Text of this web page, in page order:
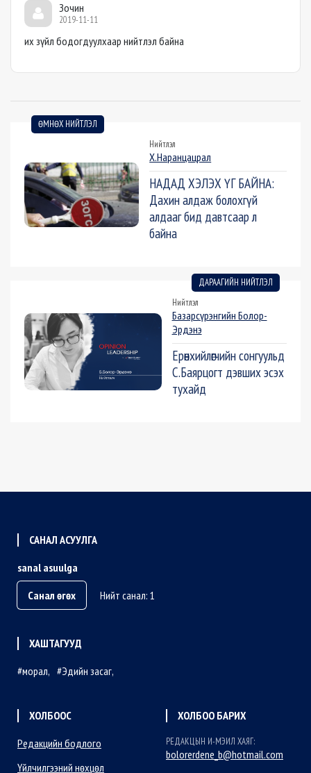
Зочин
2019-11-11
их зүйл бодогдуулхаар нийтлэл байна
ӨМНӨХ НИЙТЛЭЛ
Нийтлэл
Х.Наранцацрал
НАДАД ХЭЛЭХ ҮГ БАЙНА:
Дахин алдаж болохгүй
алдааг бид давтсаар л
байна
ДАРААГИЙН НИЙТЛЭЛ
Нийтлэл
Базарсүрэнгийн Болор-
Эрдэнэ
Ерөнхийлөгчийн сонгуульд
С.Баярцогт дэвших эсэх
тухайд
САНАЛ АСУУЛГА
sanal asuulga
Санал өгөх
Нийт санал: 1
ХАШТАГУУД
морал
Эдийн засаг
ХОЛБООС
Редакцийн бодлого
Үйлчилгээний нөхцөл
ХОЛБОО БАРИХ
РЕДАКЦЫН И-МЭИЛ ХАЯГ:
bolorerdene_b@hotmail.com